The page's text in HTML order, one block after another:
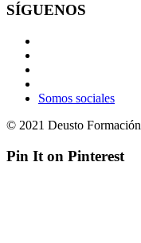
SÍGUENOS
Somos sociales
© 2021 Deusto Formación
Pin It on Pinterest